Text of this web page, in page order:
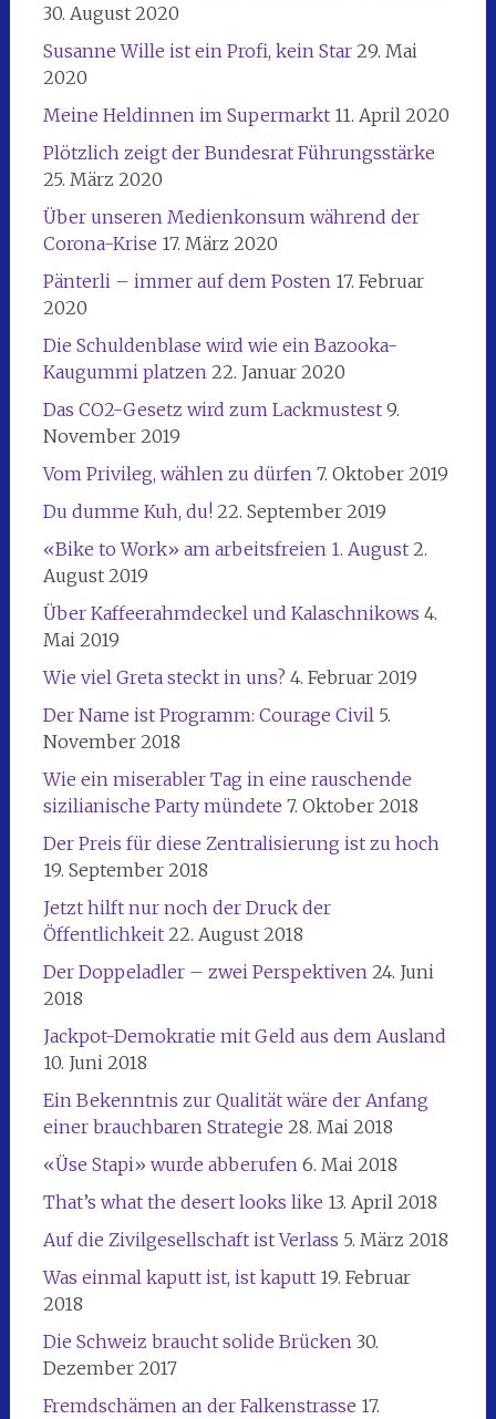
30. August 2020
Susanne Wille ist ein Profi, kein Star 29. Mai
2020
Meine Heldinnen im Supermarkt 11. April 2020
Plötzlich zeigt der Bundesrat Führungsstärke
25. März 2020
Über unseren Medienkonsum während der
Corona-Krise 17. März 2020
Pänterli – immer auf dem Posten 17. Februar
2020
Die Schuldenblase wird wie ein Bazooka-
Kaugummi platzen 22. Januar 2020
Das CO2-Gesetz wird zum Lackmustest 9.
November 2019
Vom Privileg, wählen zu dürfen 7. Oktober 2019
Du dumme Kuh, du! 22. September 2019
«Bike to Work» am arbeitsfreien 1. August 2.
August 2019
Über Kaffeerahmdeckel und Kalaschnikows 4.
Mai 2019
Wie viel Greta steckt in uns? 4. Februar 2019
Der Name ist Programm: Courage Civil 5.
November 2018
Wie ein miserabler Tag in eine rauschende
sizilianische Party mündete 7. Oktober 2018
Der Preis für diese Zentralisierung ist zu hoch
19. September 2018
Jetzt hilft nur noch der Druck der
Öffentlichkeit 22. August 2018
Der Doppeladler – zwei Perspektiven 24. Juni
2018
Jackpot-Demokratie mit Geld aus dem Ausland
10. Juni 2018
Ein Bekenntnis zur Qualität wäre der Anfang
einer brauchbaren Strategie 28. Mai 2018
«Üse Stapi» wurde abberufen 6. Mai 2018
That’s what the desert looks like 13. April 2018
Auf die Zivilgesellschaft ist Verlass 5. März 2018
Was einmal kaputt ist, ist kaputt 19. Februar
2018
Die Schweiz braucht solide Brücken 30.
Dezember 2017
Fremdschämen an der Falkenstrasse 17.